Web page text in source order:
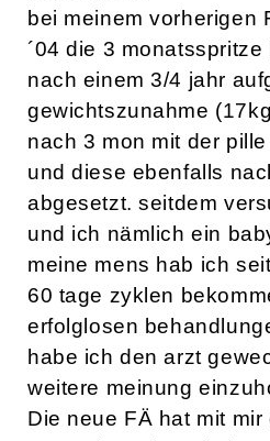
bei meinem vorherigen
´04 die 3
nach einem 3/4 jahr
gewichtszunahme
nach 3 mon mit der
und diese ebenfalls
abgesetzt. seitdem
und ich nämlich ein
meine mens hab ich
60 tage zyklen
erfolglosen
habe ich den arzt
weitere meinung
Die neue FÄ hat mit